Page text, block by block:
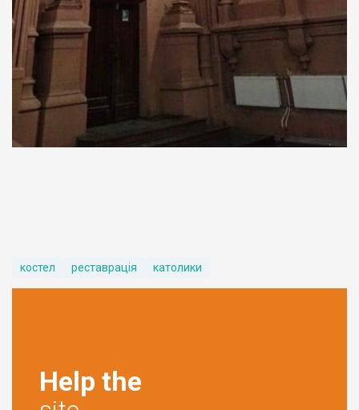
костел реставрація католики
Help the